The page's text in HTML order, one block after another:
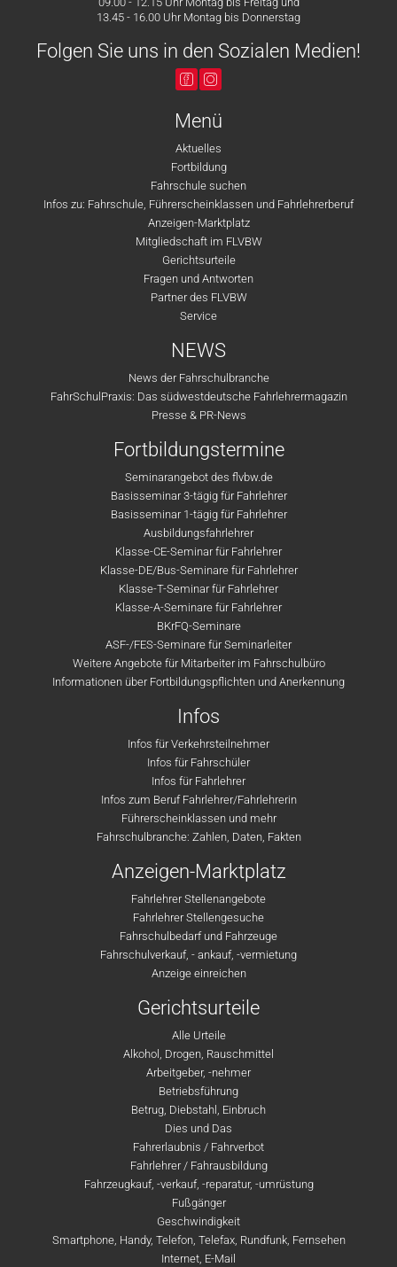
13.45 - 16.00 Uhr Montag bis Donnerstag
Folgen Sie uns in den Sozialen Medien!
Menü
Aktuelles
Fortbildung
Fahrschule suchen
Infos zu: Fahrschule, Führerscheinklassen und Fahrlehrerberuf
Anzeigen-Marktplatz
Mitgliedschaft im FLVBW
Gerichtsurteile
Fragen und Antworten
Partner des FLVBW
Service
NEWS
News der Fahrschulbranche
FahrSchulPraxis: Das südwestdeutsche Fahrlehrermagazin
Presse & PR-News
Fortbildungstermine
Seminarangebot des flvbw.de
Basisseminar 3-tägig für Fahrlehrer
Basisseminar 1-tägig für Fahrlehrer
Ausbildungsfahrlehrer
Klasse-CE-Seminar für Fahrlehrer
Klasse-DE/Bus-Seminare für Fahrlehrer
Klasse-T-Seminar für Fahrlehrer
Klasse-A-Seminare für Fahrlehrer
BKrFQ-Seminare
ASF-/FES-Seminare für Seminarleiter
Weitere Angebote für Mitarbeiter im Fahrschulbüro
Informationen über Fortbildungspflichten und Anerkennung
Infos
Infos für Verkehrsteilnehmer
Infos für Fahrschüler
Infos für Fahrlehrer
Infos zum Beruf Fahrlehrer/Fahrlehrerin
Führerscheinklassen und mehr
Fahrschulbranche: Zahlen, Daten, Fakten
Anzeigen-Marktplatz
Fahrlehrer Stellenangebote
Fahrlehrer Stellengesuche
Fahrschulbedarf und Fahrzeuge
Fahrschulverkauf, - ankauf, -vermietung
Anzeige einreichen
Gerichtsurteile
Alle Urteile
Alkohol, Drogen, Rauschmittel
Arbeitgeber, -nehmer
Betriebsführung
Betrug, Diebstahl, Einbruch
Dies und Das
Fahrerlaubnis / Fahrverbot
Fahrlehrer / Fahrausbildung
Fahrzeugkauf, -verkauf, -reparatur, -umrüstung
Fußgänger
Geschwindigkeit
Smartphone, Handy, Telefon, Telefax, Rundfunk, Fernsehen
Internet, E-Mail